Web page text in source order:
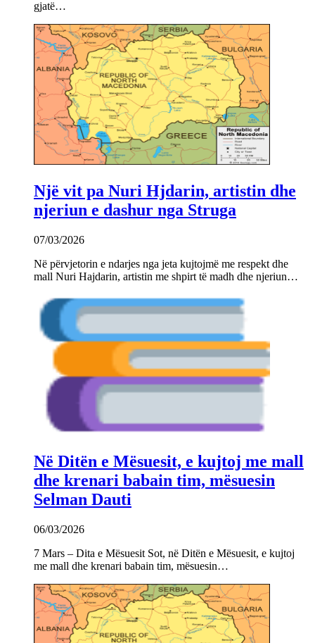
gjatë…
Një vit pa Nuri Hjdarin, artistin dhe
njeriun e dashur nga Struga
07/03/2026
Në përvjetorin e ndarjes nga jeta kujtojmë me respekt dhe
mall Nuri Hajdarin, artistin me shpirt të madh dhe njeriun…
Në Ditën e Mësuesit, e kujtoj me mall
dhe krenari babain tim, mësuesin
Selman Dauti
06/03/2026
7 Mars – Dita e Mësuesit Sot, në Ditën e Mësuesit, e kujtoj
me mall dhe krenari babain tim, mësuesin…